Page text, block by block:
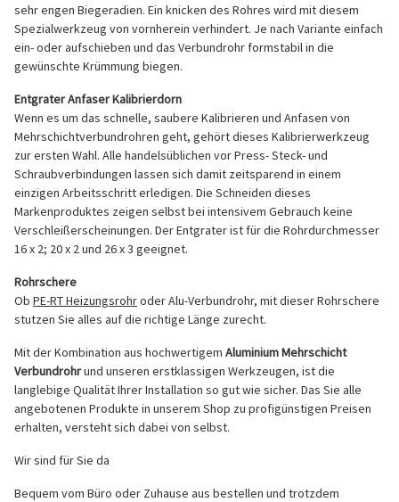
sehr engen Biegeradien. Ein knicken des Rohres wird mit diesem
Spezialwerkzeug von vornherein verhindert. Je nach Variante einfach
ein- oder aufschieben und das Verbundrohr formstabil in die
gewünschte Krümmung biegen.
Entgrater Anfaser Kalibrierdorn
Wenn es um das schnelle, saubere Kalibrieren und Anfasen von
Mehrschichtverbundrohren geht, gehört dieses Kalibrierwerkzeug
zur ersten Wahl. Alle handelsüblichen vor Press- Steck- und
Schraubverbindungen lassen sich damit zeitsparend in einem
einzigen Arbeitsschritt erledigen. Die Schneiden dieses
Markenproduktes zeigen selbst bei intensivem Gebrauch keine
Verschleißerscheinungen. Der Entgrater ist für die Rohrdurchmesser
16 x 2; 20 x 2 und 26 x 3 geeignet.
Rohrschere
Ob PE-RT Heizungsrohroder Alu-Verbundrohr, mit dieser Rohrschere
stutzen Sie alles auf die richtige Länge zurecht.
Mit der Kombination aus hochwertigem Aluminium Mehrschicht
Verbundrohrund unseren erstklassigen Werkzeugen, ist die
langlebige Qualität Ihrer Installation so gut wie sicher. Das Sie alle
angebotenen Produkte in unserem Shop zu profigünstigen Preisen
erhalten, versteht sich dabei von selbst.
Wir sind für Sie da
Bequem vom Büro oder Zuhause aus bestellen und trotzdem